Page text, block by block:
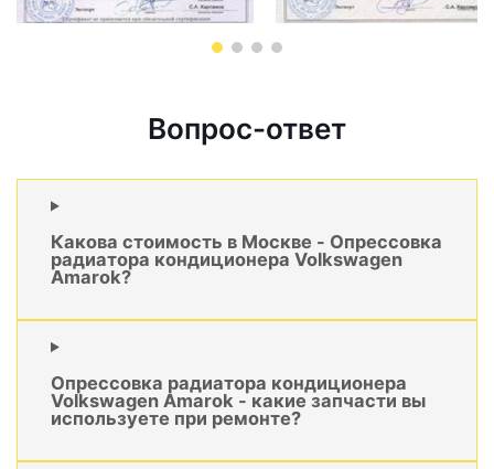
Вопрос-ответ
Какова стоимость в Москве - Опрессовка
радиатора кондиционера Volkswagen
Amarok?
Опрессовка радиатора кондиционера
Volkswagen Amarok - какие запчасти вы
используете при ремонте?